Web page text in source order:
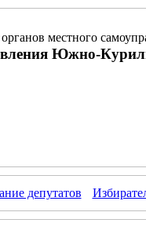
местного
Южно-
депутатов